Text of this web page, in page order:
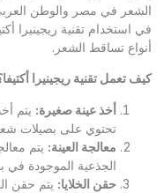
الشعر في مصر والوطن العربي.
في استخدام تقنية ريجينيرا
أنواع تساقط الشعر.
كيف تعمل تقنية ريجينيرا
أخذ عينة صغيرة: يتم
تحتوي على بصيلات
معالجة العينة: يتم
الجذعية الموجودة في
حقن الخلايا: يتم حقن